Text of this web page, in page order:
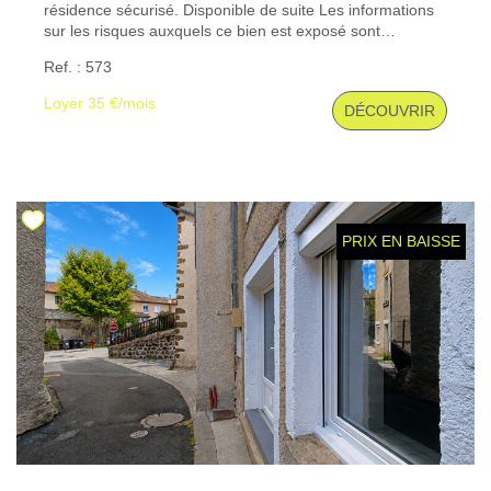
résidence sécurisé. Disponible de suite Les informations
sur les risques auxquels ce bien est exposé sont
gouv. fr
Ref. : 573
Loyer 35 €/mois DÉCOUVRIR
PRIX EN BAISSE